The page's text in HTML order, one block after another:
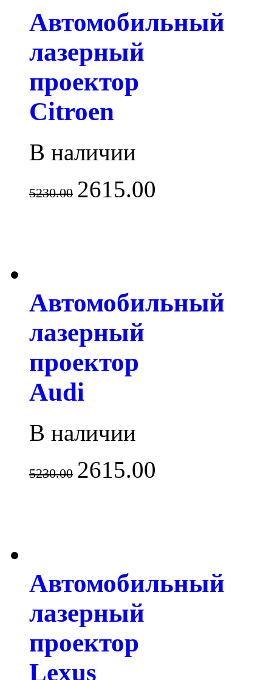
Автомобильный
лазерный
проектор
Citroen
В наличии
5230.00 2615.00
Автомобильный
лазерный
проектор
Audi
В наличии
5230.00 2615.00
Автомобильный
лазерный
проектор
Lexus